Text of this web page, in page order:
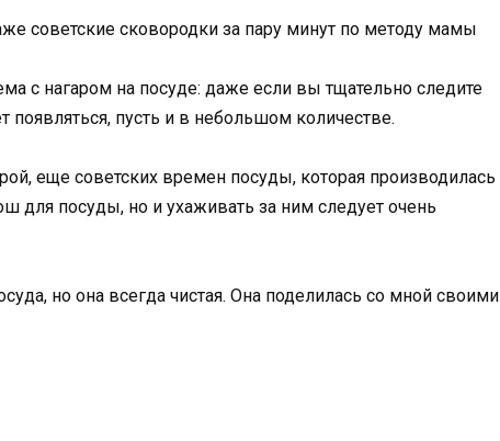
советские сковородки за пару минут по методу мамы
с нагаром на посуде: даже если вы тщательно следите
появляться, пусть и в небольшом количестве.
еще советских времен посуды, которая производилась
для посуды, но и ухаживать за ним следует очень
но она всегда чистая. Она поделилась со мной своими